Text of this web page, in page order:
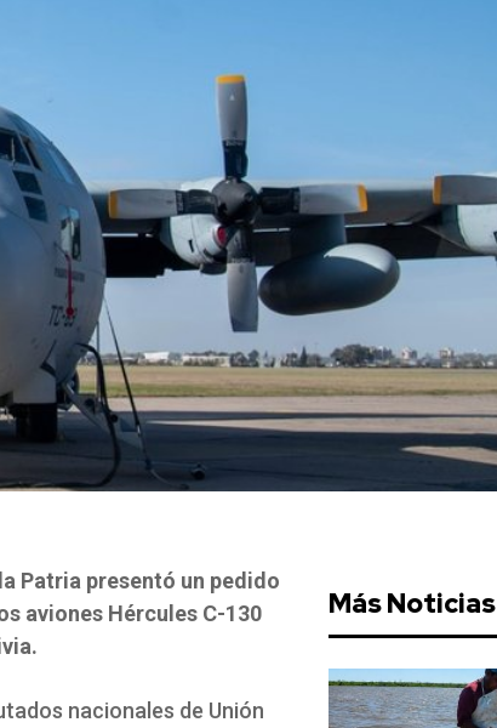
Patria presentó un pedido
aviones Hércules C-130
nacionales de Unión
Más Noticias